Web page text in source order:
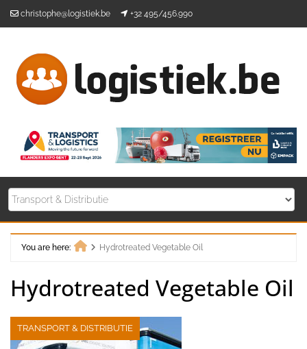
christophe@logistiek.be +32 495/456.990
You are here:
Hydrotreated Vegetable Oil
Hydrotreated Vegetable Oil
TRANSPORT & DISTRIBUTIE